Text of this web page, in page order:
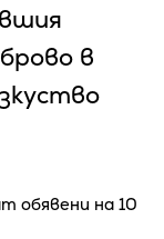
в
обявени на 10